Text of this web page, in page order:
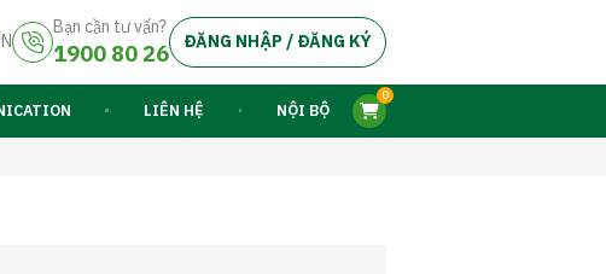
Bạn cần tư vấn?
1900 80 26 ĐĂNG NHẬP / ĐĂNG KÝ
LIÊN HỆ NỘI BỘ
0